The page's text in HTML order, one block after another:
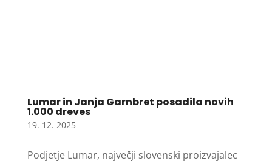
Lumar in Janja Garnbret posadila novih
1.000 dreves
19. 12. 2025
Podjetje Lumar, največji slovenski proizvajalec